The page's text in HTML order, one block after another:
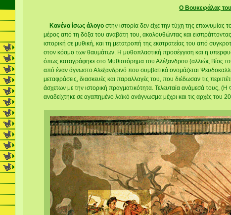
Ο Bουκεφάλας
Κανένα ίσως άλογοστην ιστορία δεν είχε την τύχη της
μέρος από τη δόξα του αναβάτη του, ακολουθώντας και
ιστορική σε μυθική, και τη μετατροπή της εκστρατείας του από
στον κόσμο των θαυμάτων. Η μυθοπλαστική προσέγγιση και η
όπως καταγράφηκε στο Μυθιστόρημα του Αλέξανδρου (αλλιώς Βίος
από έναν άγνωστο Αλεξανδρινό που συμβατικά ονομάζεται
μεταφράσεις, διασκευές και παραλλαγές του, που διέδωσαν τις
άσχετων με την ιστορική πραγματικότητα. Τελευταία ανάμεσά τους,
αναδείχτηκε σε αγαπημένο λαϊκό ανάγνωσμα μέχρι και τις αρχές του